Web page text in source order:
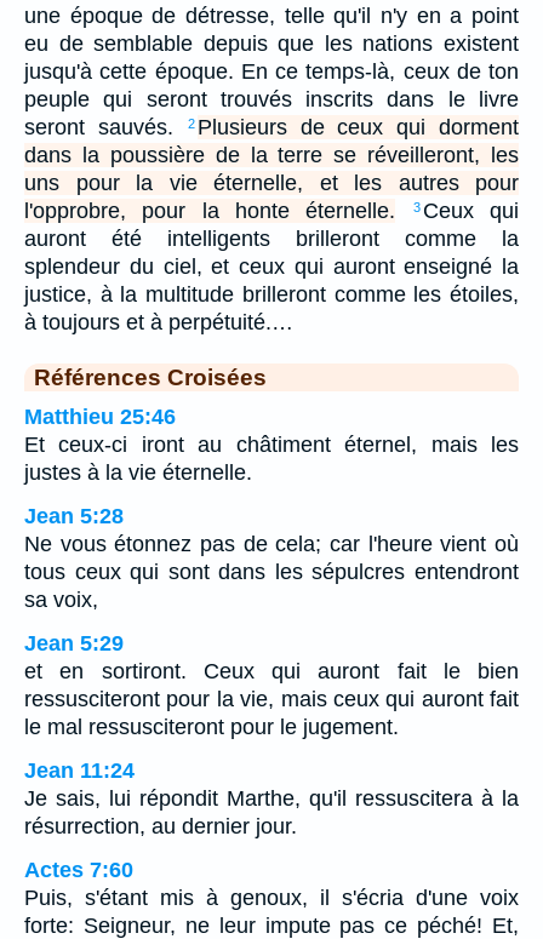
une époque de détresse, telle qu'il n'y en a point
eu de semblable depuis que les nations existent
jusqu'à cette époque. En ce temps-là, ceux de ton
peuple qui seront trouvés inscrits dans le livre
seront sauvés.
2 Plusieurs de ceux qui dorment
dans la poussière de la terre se réveilleront, les
uns pour la vie éternelle, et les autres pour
l'opprobre, pour la honte éternelle.
3 Ceux qui
auront été intelligents brilleront comme la
splendeur du ciel, et ceux qui auront enseigné la
justice, à la multitude brilleront comme les étoiles,
à toujours et à perpétuité.…
Références Croisées
Matthieu 25:46
Et ceux-ci iront au châtiment éternel, mais les
justes à la vie éternelle.
Jean 5:28
Ne vous étonnez pas de cela; car l'heure vient où
tous ceux qui sont dans les sépulcres entendront
sa voix,
Jean 5:29
et en sortiront. Ceux qui auront fait le bien
ressusciteront pour la vie, mais ceux qui auront fait
le mal ressusciteront pour le jugement.
Jean 11:24
Je sais, lui répondit Marthe, qu'il ressuscitera à la
résurrection, au dernier jour.
Actes 7:60
Puis, s'étant mis à genoux, il s'écria d'une voix
forte: Seigneur, ne leur impute pas ce péché! Et,